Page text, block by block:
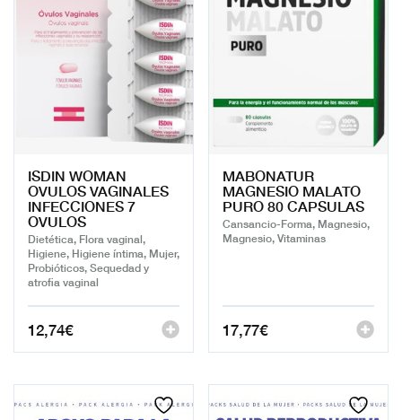
ISDIN WOMAN
OVULOS VAGINALES
INFECCIONES 7
OVULOS
Dietética, Flora vaginal,
Higiene, Higiene íntima, Mujer,
Probióticos, Sequedad y
atrofia vaginal
12,74€
MABONATUR
MAGNESIO MALATO
PURO 80 CAPSULAS
Cansancio-Forma, Magnesio,
Magnesio, Vitaminas
17,77€